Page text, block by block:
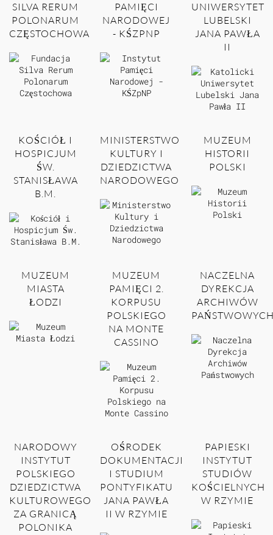
SILVA RERUM
POLONARUM
CZĘSTOCHOWA
PAMIĘCI
NARODOWEJ
- KŚZPNP
UNIWERSYTET
LUBELSKI
JANA PAWŁA
II
KOŚCIÓŁ I
HOSPICJUM
ŚW.
STANISŁAWA
B.M.
MINISTERSTWO
KULTURY I
DZIEDZICTWA
NARODOWEGO
MUZEUM
HISTORII
POLSKI
MUZEUM
MIASTA
ŁODZI
MUZEUM
PAMIĘCI 2.
KORPUSU
POLSKIEGO
NA MONTE
CASSINO
NACZELNA
DYREKCJA
ARCHIWÓW
NARODOWY
INSTYTUT
POLSKIEGO
DZIEDZICTWA
KULTUROWEGO
ZA GRANICĄ
POLONIKA
OŚRODEK
DOKUMENTACJI
I STUDIUM
PONTYFIKATU
JANA PAWŁA
II W RZYMIE
PAPIESKI
INSTYTUT
STUDIÓW
KOŚCIELNYCH
W RZYMIE